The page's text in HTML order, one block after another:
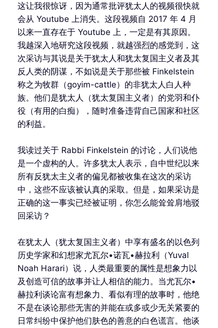
这让我很惊讶，因为通常批评犹太人的视频很快就
会从 Youtube 上消失。这段视频自 2017 年 4 月
以来一直存在于 Youtube 上，一定是有其原因。
我越深入地研究这段视频，就越强烈的感觉到，这
次采访与其说是关于犹太人和犹太复国主义者及其
反人类的阴谋，不如说是关于那些被 Finkelstein
称之为牧群（goyim-cattle）的非犹太人白人种
族。他们是犹太人（犹太复国主义者）的党羽和仆
役（有用的白痴），随时准备违背自己国家和社区
的利益。
我读过关于 Rabbi Finkelstein 的讨论，人们说他
是一个虚构的人。许多犹太人表示，自中世纪以来
所有反犹太主义者的偏见都被收集在这次的采访
中，这些不应该被认真的采取。但是，如果采访是
正确的这一事实已经被证明，你怎么能耸耸肩地驳
回采访？
在犹太人（犹太复国主义者）中享有盛名的以色列
历史学家和幻想家尤瓦尔•诺瓦•赫拉利（Yuval
Noah Harari）说，人类最重要的属性是想象力以
及创造可信的故事并让人相信的能力。当尤瓦尔•
赫拉利谈论富有想象力、看似有理的故事时，他绝
不是在谈论那些无害的并能在或多或少无关紧要的
日常纠纷中保护他们肤色的善意的白色谎言。他谈